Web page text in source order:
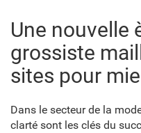
Une nouvelle
grossiste
sites pour
Dans le secteur de la
clarté sont les clés du